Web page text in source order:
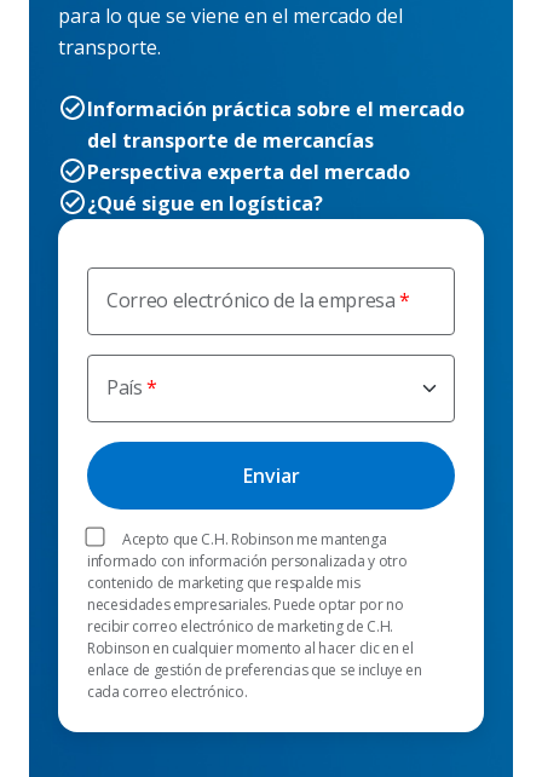
Correo electrónico de la empresa
País
Acepto que C.H. Robinson me mantenga
informado con información personalizada y otro
contenido de marketing que respalde mis
necesidades empresariales. Puede optar por no
recibir correo electrónico de marketing de C.H.
Robinson en cualquier momento al hacer clic en el
enlace de gestión de preferencias que se incluye en
cada correo electrónico.
para lo que se viene en el mercado del
transporte.
Información práctica sobre el mercado
del transporte de mercancías
Perspectiva experta del mercado
¿Qué sigue en logística?